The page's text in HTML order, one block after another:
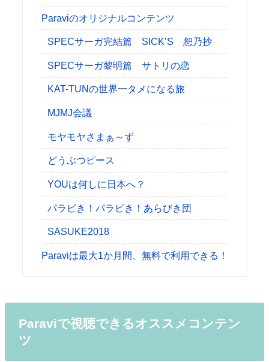
Paraviのオリジナルコンテンツ
SPECサーガ完結篇 SICK’S 恕乃抄
SPECサーガ黎明篇 サトリの恋
KAT-TUNの世界一タメになる旅
MJMJ会議
モヤモヤさまぁ～ず
どうぶつピース
YOUは何しに日本へ？
パラビき！パラビき！あらびき団
SASUKE2018
Paraviは最大1か月間、無料で利用できる！
Paraviで視聴できるオススメコンテン
ツ